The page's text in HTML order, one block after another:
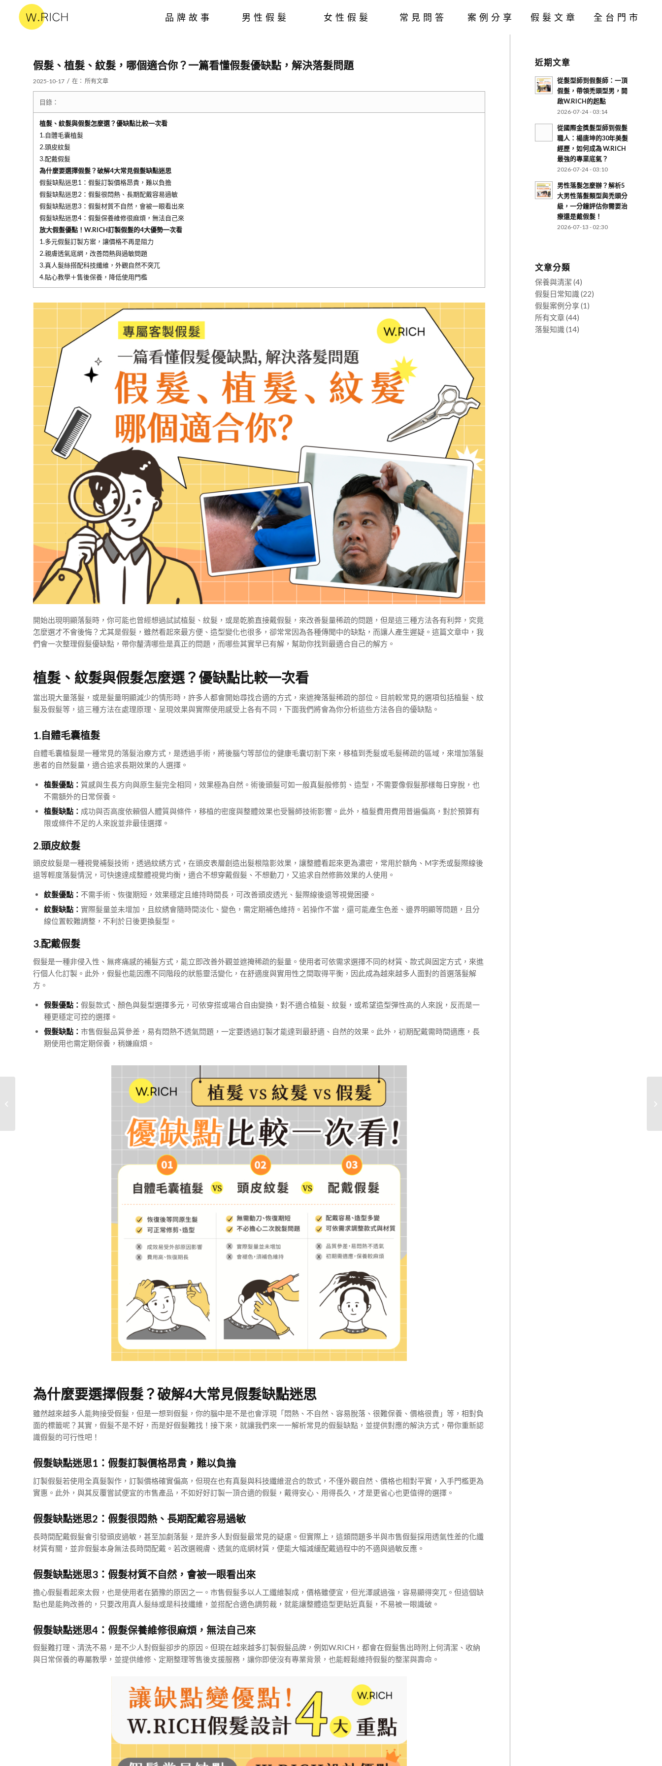
品牌故事 男性假髮 女性假髮 常見問答 案例分享 假髮文章 全台門市
假髮、植髮、紋髮，哪個適合你？一篇看懂假髮優缺點，解決落髮問題
2025-10-17 / 在： 所有文章
目錄：
植髮、紋髮與假髮怎麼選？優缺點比較一次看
1.自體毛囊植髮
2.頭皮紋髮
3.配戴假髮
為什麼要選擇假髮？破解4大常見假髮缺點迷思
假髮缺點迷思1：假髮訂製價格昂貴，難以負擔
假髮缺點迷思2：假髮很悶熱、長期配戴容易過敏
假髮缺點迷思3：假髮材質不自然，會被一眼看出來
假髮缺點迷思4：假髮保養維修很麻煩，無法自己來
放大假髮優點！W.RICH訂製假髮的4大優勢一次看
1.多元假髮訂製方案，讓價格不再是阻力
2.親膚透氣底網，改善悶熱與過敏問題
3.真人髮絲搭配科技纖維，外觀自然不突兀
4.貼心教學＋售後保養，降低使用門檻
開始出現明顯落髮時，你可能也曾經想過試試植髮、紋髮，或是乾脆直接戴假髮，來改善髮量稀疏的問題，但是這三種方法各有利弊，究竟
怎麼選才不會後悔？尤其是假髮，雖然看起來最方便、造型變化也很多，卻常常因為各種傳聞中的缺點，而讓人產生遲疑。這篇文章中，我
們會一次整理假髮優缺點，帶你釐清哪些是真正的問題，而哪些其實早已有解，幫助你找到最適合自己的解方。
植髮、紋髮與假髮怎麼選？優缺點比較一次看
當出現大量落髮，或是髮量明顯減少的情形時，許多人都會開始尋找合適的方式，來遮掩落髮稀疏的部位。目前較常見的選項包括植髮、紋
髮及假髮等，這三種方法在處理原理、呈現效果與實際使用感受上各有不同，下面我們將會為你分析這些方法各自的優缺點。
1.自體毛囊植髮
自體毛囊植髮是一種常見的落髮治療方式，是透過手術，將後腦勺等部位的健康毛囊切割下來，移植到禿髮或毛髮稀疏的區域，來增加落髮
患者的自然髮量，適合追求長期效果的人選擇。
植髮優點： 質感與生長方向與原生髮完全相同，效果極為自然。術後頭髮可如一般真髮般修剪、造型，不需要像假髮那樣每日穿脫，也
不需額外的日常保養。
植髮缺點： 成功與否高度依賴個人體質與條件，移植的密度與整體效果也受醫師技術影響。此外，植髮費用費用普遍偏高，對於預算有
限或條件不足的人來說並非最佳選擇。
2.頭皮紋髮
頭皮紋髮是一種視覺補髮技術，透過紋綉方式，在頭皮表層創造出髮根陰影效果，讓整體看起來更為濃密，常用於額角、M字禿或髮際線後
退等輕度落髮情況，可快速達成整體視覺均衡，適合不想穿戴假髮、不想動刀，又追求自然修飾效果的人使用。
紋髮優點： 不需手術、恢復期短，效果穩定且維持時間長，可改善頭皮透光、髮際線後退等視覺困擾。
紋髮缺點： 實際髮量並未增加，且紋綉會隨時間淡化、變色，需定期補色維持。若操作不當，還可能產生色差、邊界明顯等問題，且分
線位置較難調整，不利於日後更換髮型。
3.配戴假髮
假髮是一種非侵入性、無疼痛感的補髮方式，能立即改善外觀並遮掩稀疏的髮量。使用者可依需求選擇不同的材質、款式與固定方式，來進
行個人化訂製。此外，假髮也能因應不同階段的狀態靈活變化，在舒適度與實用性之間取得平衡，因此成為越來越多人面對的首選落髮解
方。
假髮優點： 假髮款式、顏色與髮型選擇多元，可依穿搭或場合自由變換，對不適合植髮、紋髮，或希望造型彈性高的人來說，反而是一
種更穩定可控的選擇。
假髮缺點： 市售假髮品質參差，易有悶熱不透氣問題，一定要透過訂製才能達到最舒適、自然的效果。此外，初期配戴需時間適應，長
期使用也需定期保養，稍嫌麻煩。
為什麼要選擇假髮？破解4大常見假髮缺點迷思
雖然越來越多人能夠接受假髮，但是一想到假髮，你的腦中是不是也會浮現「悶熱、不自然、容易脫落、很難保養、價格很貴」等，相對負
面的標籤呢？其實，假髮不是不好，而是好假髮難找！接下來，就讓我們來一一解析常見的假髮缺點，並提供對應的解決方式，帶你重新認
識假髮的可行性吧！
假髮缺點迷思1：假髮訂製價格昂貴，難以負擔
訂製假髮若使用全真髮製作，訂製價格確實偏高，但現在也有真髮與科技纖維混合的款式，不僅外觀自然、價格也相對平實，入手門檻更為
實惠。此外，與其反覆嘗試便宜的市售產品，不如好好訂製一頂合適的假髮，戴得安心、用得長久，才是更省心也更值得的選擇。
假髮缺點迷思2：假髮很悶熱、長期配戴容易過敏
長時間配戴假髮會引發頭皮過敏，甚至加劇落髮，是許多人對假髮最常見的疑慮。但實際上，這類問題多半與市售假髮採用透氣性差的化纖
材質有關，並非假髮本身無法長時間配戴。若改選親膚、透氣的底網材質，便能大幅減緩配戴過程中的不適與過敏反應。
假髮缺點迷思3：假髮材質不自然，會被一眼看出來
擔心假髮看起來太假，也是使用者在猶豫的原因之一。市售假髮多以人工纖維製成，價格雖便宜，但光澤感過強，容易顯得突兀。但這個缺
點也是能夠改善的，只要改用真人髮絲或是科技纖維，並搭配合適色調剪裁，就能讓整體造型更貼近真髮，不易被一眼識破。
假髮缺點迷思4：假髮保養維修很麻煩，無法自己來
假髮難打理、清洗不易，是不少人對假髮卻步的原因。但現在越來越多訂製假髮品牌，例如W.RICH，都會在假髮售出時附上何清潔、收納
與日常保養的專屬教學，並提供維修、定期整理等售後支援服務，讓你即使沒有專業背景，也能輕鬆維持假髮的整潔與壽命。
近期文章
從髮型師到假髮師：一頂
假髮，帶領禿頭型男，開
啟W.RICH的起點
2026-07-24 - 03:14
從國際金獎髮型師到假髮
職人：楊唐坤的30年美髮
經歷，如何成為 W.RICH
最強的專業底氣？
2026-07-24 - 03:10
男性落髮怎麼辦？解析5
大男性落髮類型與禿頭分
級，一分鐘評估你需要治
療還是戴假髮！
2026-07-13 - 02:30
文章分類
保養與清潔 (4)
假髮日常知識(22)
假髮案例分享(1)
所有文章(44)
落髮知識(14)